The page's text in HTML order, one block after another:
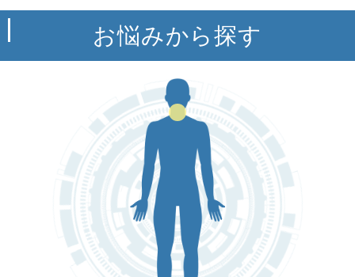
お悩みから探す